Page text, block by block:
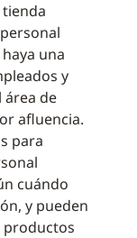
una
y
área de
afluencia.
para
cuándo
y pueden
productos